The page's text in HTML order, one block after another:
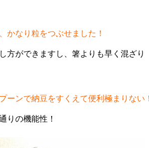
かなり粒をつぶせました！
方ができますし、箸よりも早く混ざり
ーンで納豆をすくえて便利極まりない
りの機能性！